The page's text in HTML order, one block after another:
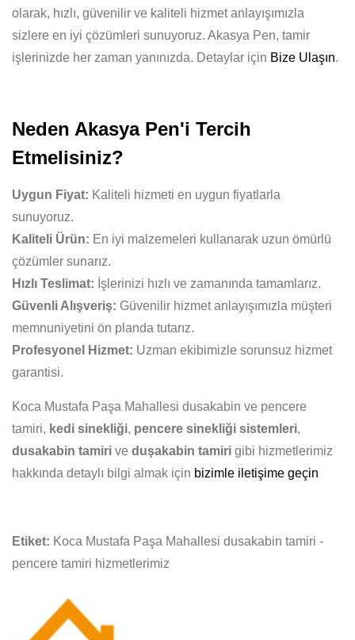
olarak, hızlı, güvenilir ve kaliteli hizmet anlayışımızla
sizlere en iyi çözümleri sunuyoruz. Akasya Pen, tamir
işlerinizde her zaman yanınızda. Detaylar için Bize Ulaşın.
Neden Akasya Pen'i Tercih
Etmelisiniz?
Uygun Fiyat: Kaliteli hizmeti en uygun fiyatlarla
sunuyoruz.
Kaliteli Ürün: En iyi malzemeleri kullanarak uzun ömürlü
çözümler sunarız.
Hızlı Teslimat: İşlerinizi hızlı ve zamanında tamamlarız.
Güvenli Alışveriş: Güvenilir hizmet anlayışımızla müşteri
memnuniyetini ön planda tutarız.
Profesyonel Hizmet: Uzman ekibimizle sorunsuz hizmet
garantisi.
Koca Mustafa Paşa Mahallesi dusakabin ve pencere
tamiri, kedi sinekliği, pencere sinekliği sistemleri,
dusakabin tamiri ve duşakabin tamiri gibi hizmetlerimiz
hakkında detaylı bilgi almak için bizimle iletişime geçin
Etiket: Koca Mustafa Paşa Mahallesi dusakabin tamiri -
pencere tamiri hizmetlerimiz